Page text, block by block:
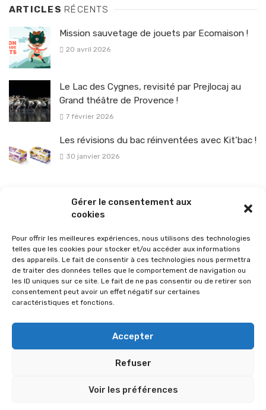
Gérer le consentement aux
cookies
Pour offrir les meilleures expériences, nous utilisons des technologies
telles que les cookies pour stocker et/ou accéder aux informations
des appareils. Le fait de consentir à ces technologies nous permettra
de traiter des données telles que le comportement de navigation ou
les ID uniques sur ce site. Le fait de ne pas consentir ou de retirer son
consentement peut avoir un effet négatif sur certaines
caractéristiques et fonctions.
Accepter
Refuser
Voir les préférences
ARTICLES RÉCENTS
Mission sauvetage de jouets par Ecomaison !
20 avril 2026
Le Lac des Cygnes, revisité par Prejlocaj au
Grand théâtre de Provence !
7 février 2026
Les révisions du bac réinventées avec Kit’bac !
30 janvier 2026